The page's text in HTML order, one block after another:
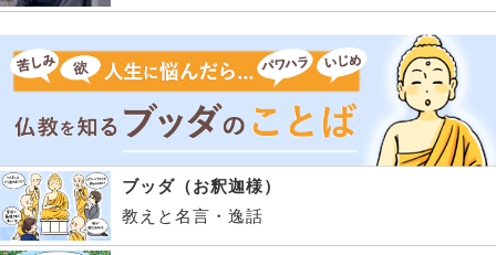
ブッダ（お釈迦様）
教えと名言・逸話